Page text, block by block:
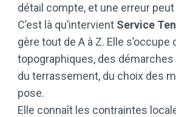
détail compte, et une erreur
C’est là qu’intervient Service
gère tout de A à Z. Elle s’occupe
topographiques, des
du terrassement, du choix des
pose.
Elle connaît les contraintes